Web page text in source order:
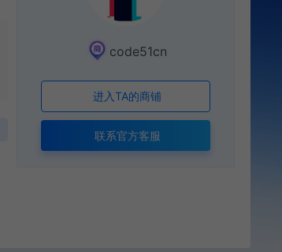
code51cn
进入TA的商铺
联系官方客服